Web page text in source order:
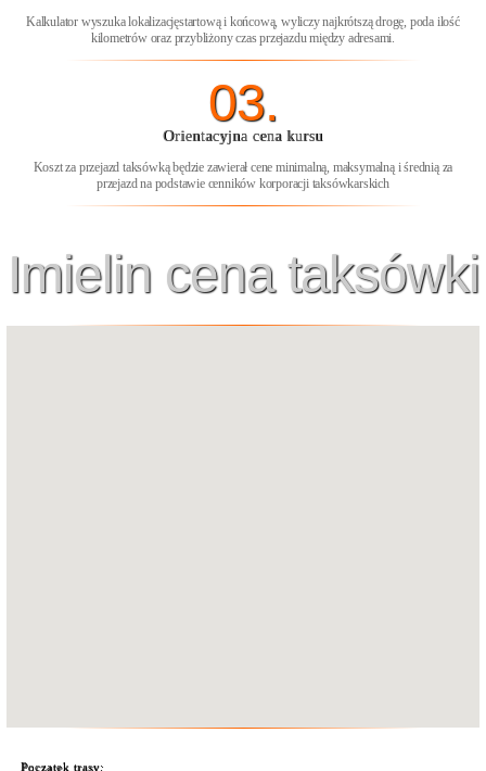
Kalkulator wyszuka lokalizacjęstartową i końcową, wyliczy najkrótszą drogę, poda ilość
kilometrów oraz przybliżony czas przejazdu między adresami.
03.
Orientacyjna cena kursu
Koszt za przejazd taksówką będzie zawierał cene minimalną, maksymalną i średnią za
przejazd na podstawie cenników korporacji taksówkarskich
Imielin cena taksówki
Początek trasy: